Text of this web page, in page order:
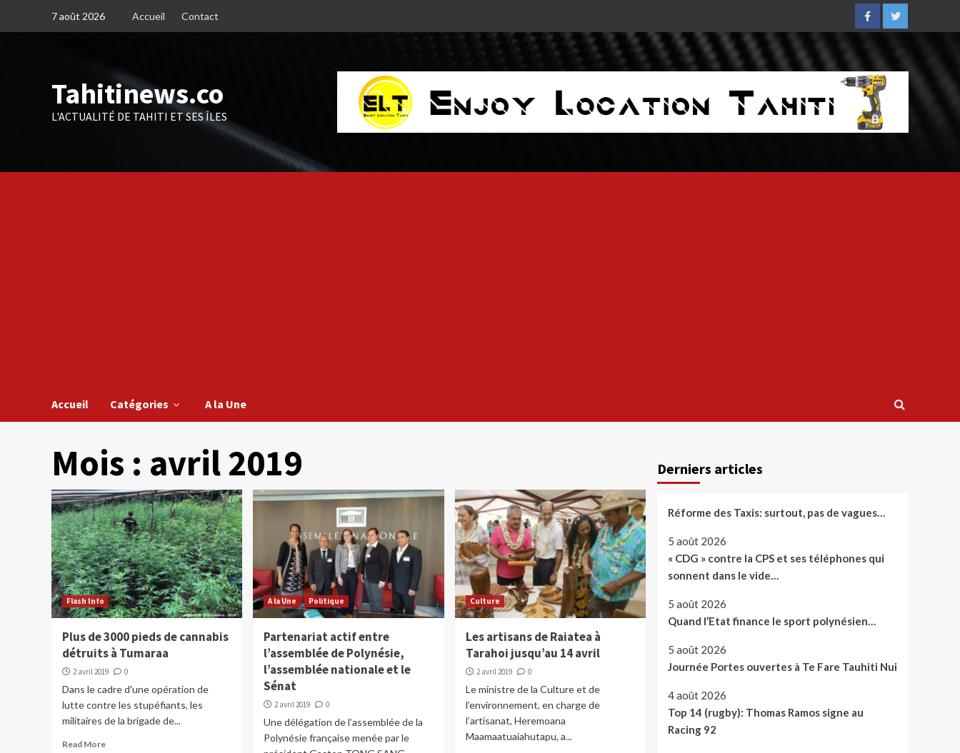
7 août 2026 Accueil Contact
FacebookTwitter
Tahitinews.co
L'ACTUALITÉ DE TAHITI ET SES ÎLES
Accueil Catégories A la Une
Mois : avril 2019
Flash Info
Plus de 3000 pieds de cannabis
détruits à Tumaraa
2 avril 2019 0
Dans le cadre d'une opération de
lutte contre les stupéfiants, les
militaires de la brigade de...
Read More
A la Une Politique
Partenariat actif entre
l’assemblée de Polynésie,
l’assemblée nationale et le
Sénat
2 avril 2019 0
Une délégation de l’assemblée de la
Polynésie française menée par le
Culture
Les artisans de Raiatea à
Tarahoi jusqu’au 14 avril
2 avril 2019 0
Le ministre de la Culture et de
l’environnement, en charge de
l’artisanat, Heremoana
Maamaatuaiahutapu, a...
Derniers articles
Réforme des Taxis: surtout, pas de vagues…
5 août 2026
« CDG » contre la CPS et ses téléphones qui
sonnent dans le vide…
5 août 2026
Quand l’Etat finance le sport polynésien…
5 août 2026
Journée Portes ouvertes à Te Fare Tauhiti Nui
4 août 2026
Top 14 (rugby): Thomas Ramos signe au
Racing 92